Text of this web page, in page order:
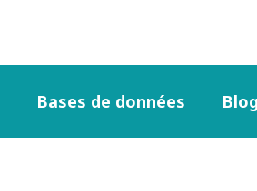
Bases de données Blog